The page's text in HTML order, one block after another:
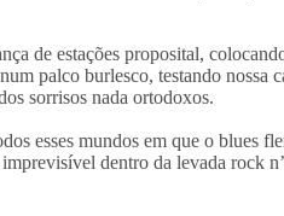
de estações proposital,
palco burlesco, testando nossa
sorrisos nada ortodoxos.
esses mundos em que o blues
dentro da levada rock